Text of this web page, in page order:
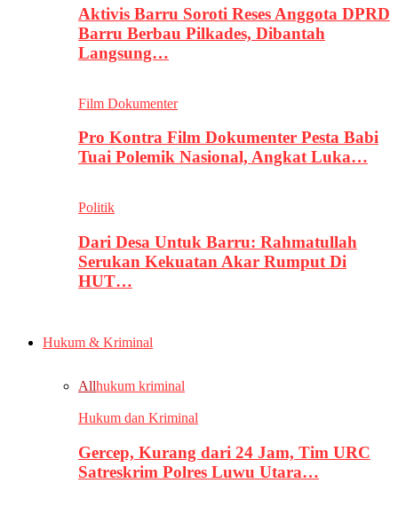
Aktivis Barru Soroti Reses Anggota DPRD
Barru Berbau Pilkades, Dibantah
Langsung…
Film Dokumenter
Pro Kontra Film Dokumenter Pesta Babi
Tuai Polemik Nasional, Angkat Luka…
Politik
Dari Desa Untuk Barru: Rahmatullah
Serukan Kekuatan Akar Rumput Di
HUT…
Hukum & Kriminal
Allhukum kriminal
Hukum dan Kriminal
Gercep, Kurang dari 24 Jam, Tim URC
Satreskrim Polres Luwu Utara…